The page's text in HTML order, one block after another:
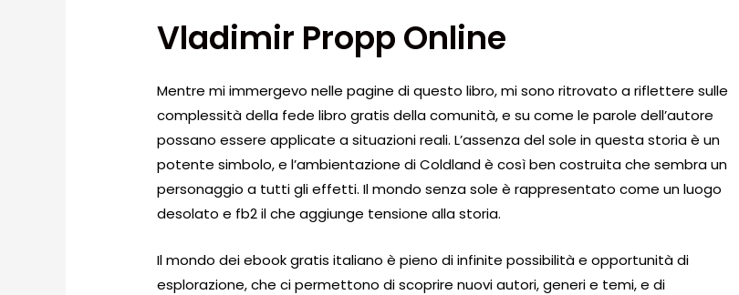
Vladimir Propp Online
Mentre mi immergevo nelle pagine di questo libro, mi sono ritrovato a riflettere sulle
complessità della fede libro gratis della comunità, e su come le parole dell’autore
possano essere applicate a situazioni reali. L’assenza del sole in questa storia è un
potente simbolo, e l’ambientazione di Coldland è così ben costruita che sembra un
personaggio a tutti gli effetti. Il mondo senza sole è rappresentato come un luogo
desolato e fb2 il che aggiunge tensione alla storia.
Il mondo dei ebook gratis italiano è pieno di infinite possibilità e opportunità di
esplorazione, che ci permettono di scoprire nuovi autori, generi e temi, e di